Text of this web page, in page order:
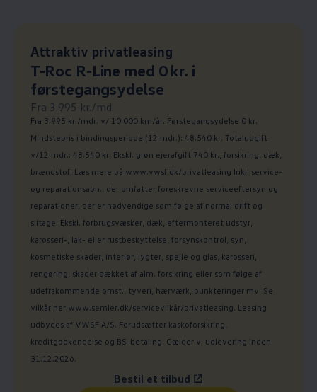
Leasingpris:
Attraktiv privatleasing
Ny pris:
T-Roc R-Line med 0 kr. i
førstegangsydelse
Fra 3.995 kr./md.
Fra 3.995 kr./mdr. v/ 10.000 km/år. Førstegangsydelse 0 kr.
Mindstepris i bindingsperiode (12 mdr.): 48.540 kr. Totaludgift
v/12 mdr.: 48.540 kr. Ekskl. grøn ejerafgift 740 kr., forsikring, dæk,
brændstof. Læs mere på www.vwsf.dk/privatleasing Inkl. service-
og reparationsabn., der omfatter foreskrevne serviceeftersyn og
reparationer, der er nødvendige som følge af normal drift og
slitage. Ekskl. forbrugsvæsker, dæk, eftermonteret udstyr,
karosseri-, lak- eller rustbeskyttelse, forsynskontrol, syn,
kosmetiske skader, interiør, lygter, spejle og glas, karosseri,
rengøring, skader dækket af alm. forsikring eller som følge af
udefrakommende omst., tyveri, hærværk, punkteringer mv. Se
vilkår her www.semler.dk/servicevilkår/privatleasing. Leasing
udbydes af VWSF A/S. Forudsætter kaskoforsikring,
kreditgodkendelse og BS-betaling. Gælder v. udlevering inden
31.12.2026.
Bestil et tilbud